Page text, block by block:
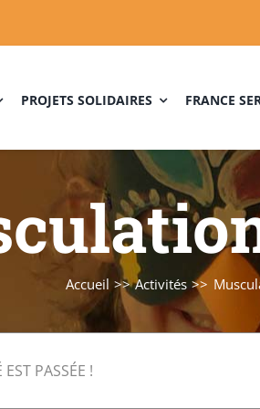
PROJETS SOLIDAIRES FRANCE
Accueil Activités
EST PASSÉE !